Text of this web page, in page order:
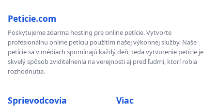
Peticie.com
Poskytujeme zdarma hosting pre online petície. Vytvorte
profesionálnu online petíciu použítím našej výkonnej služby. Naše
petície sa v médiach spomínajú každý deň, teda vytvorenie petície je
skvelý spôsob zviditelnenia na verejnosti aj pred ľudmi, ktorí robia
rozhodnutia.
Sprievodcovia Viac